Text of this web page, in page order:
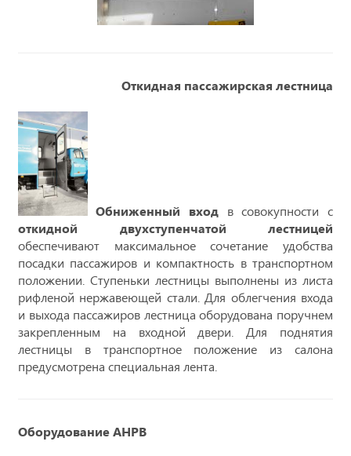
Откидная пассажирская лестница
Обниженный вход в совокупности с
откидной двухступенчатой лестницей
обеспечивают максимальное сочетание удобства
посадки пассажиров и компактность в транспортном
положении. Ступеньки лестницы выполнены из листа
рифленой нержавеющей стали. Для облегчения входа
и выхода пассажиров лестница оборудована поручнем
закрепленным на входной двери. Для поднятия
лестницы в транспортное положение из салона
предусмотрена специальная лента.
Оборудование АНРВ